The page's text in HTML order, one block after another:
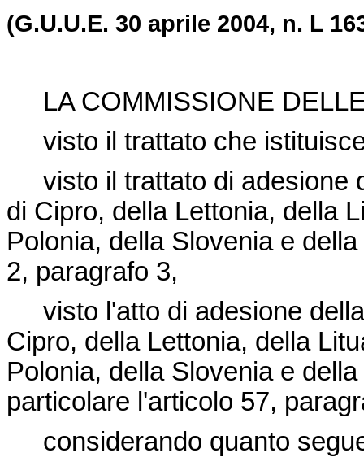
(G.U.U.E. 30 aprile 2004, n. L
LA COMMISSIONE
visto il trattato che
visto il trattato di adesione
di Cipro, della Lettonia, della
Polonia, della Slovenia e
2, paragrafo 3,
visto l'atto di adesione
Cipro, della Lettonia, della
Polonia, della Slovenia e
particolare l'articolo 57,
considerando quanto